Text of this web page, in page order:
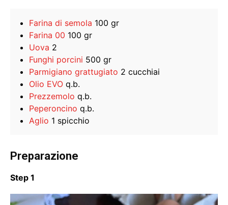
Farina di semola 100 gr
Farina 00 100 gr
Uova 2
Funghi porcini 500 gr
Parmigiano grattugiato 2 cucchiai
Olio EVO q.b.
Prezzemolo q.b.
Peperoncino q.b.
Aglio 1 spicchio
Preparazione
Step 1